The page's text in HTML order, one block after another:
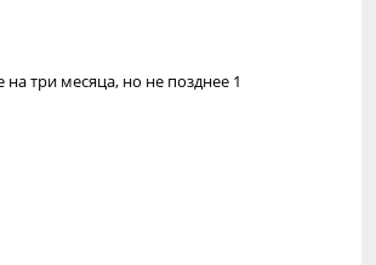
три месяца, но не позднее 1